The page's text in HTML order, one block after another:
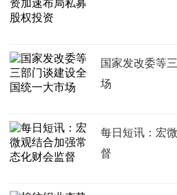
国家发改委等
场
每日短讯：宏
督